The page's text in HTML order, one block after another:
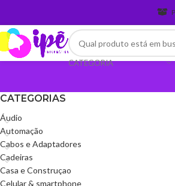
CATEGORIA
CATEGORIAS
Áudio
Automação
Cabos e Adaptadores
Cadeiras
Casa e Construçao
Celular & smartphone